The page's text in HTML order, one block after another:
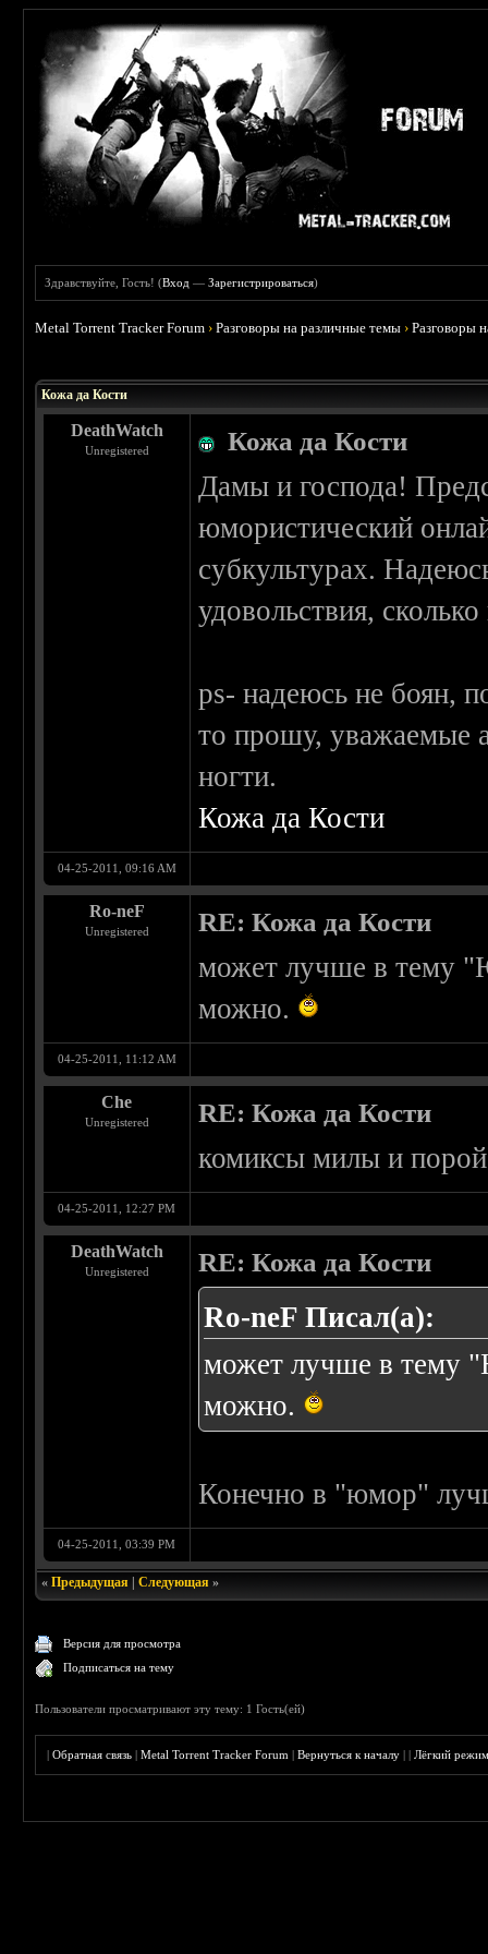
Здравствуйте, Гость! (Вход —Зарегистрироваться)
Metal Torrent Tracker Forum ›Разговоры на различные темы ›Разговоры
Кожа да Кости
DeathWatch
Unregistered Кожа да Кости
Дамы и господа!
юмористический
субкультурах.
удовольствия,
ps- надеюсь не боян,
то прошу, уважаемые
ногти.
Кожа да Кости
04-25-2011, 09:16 AM
Ro-neF
Unregistered RE: Кожа да Кости
может лучше в тему
можно.
04-25-2011, 11:12 AM
Che
Unregistered RE: Кожа да Кости
комиксы милы и
04-25-2011, 12:27 PM
DeathWatch
Unregistered RE: Кожа да Кости
Ro-neF Писал(а):
может лучше в тему
можно.
Конечно в "юмор"
04-25-2011, 03:39 PM
«Предыдущая |Следующая »
Версия для просмотра
Подписаться на тему
Пользователи просматривают эту тему: 1 Гость(ей)
|Обратная связь |Metal Torrent Tracker Forum |Вернуться к началу ||Лёгкий